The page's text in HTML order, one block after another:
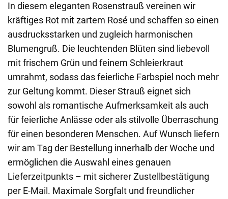
In diesem eleganten Rosenstrauß vereinen wir
kräftiges Rot mit zartem Rosé und schaffen so einen
ausdrucksstarken und zugleich harmonischen
Blumengruß. Die leuchtenden Blüten sind liebevoll
mit frischem Grün und feinem Schleierkraut
umrahmt, sodass das feierliche Farbspiel noch mehr
zur Geltung kommt. Dieser Strauß eignet sich
sowohl als romantische Aufmerksamkeit als auch
für feierliche Anlässe oder als stilvolle Überraschung
für einen besonderen Menschen. Auf Wunsch liefern
wir am Tag der Bestellung innerhalb der Woche und
ermöglichen die Auswahl eines genauen
Lieferzeitpunkts – mit sicherer Zustellbestätigung
per E-Mail. Maximale Sorgfalt und freundlicher